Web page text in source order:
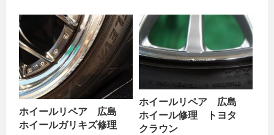
ホイールリペア 広島
ホイールガリキズ修理
ホイールリペア 広島
ホイール修理 トヨタ
クラウン